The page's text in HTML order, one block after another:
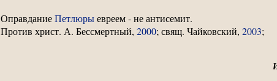
ОправданиеПетлюрыевреем - не антисемит.
Против христ. А. Бессмертный, 2000; свящ. Чайковский, 2003;